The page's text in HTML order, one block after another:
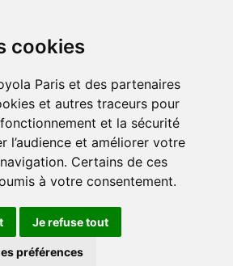
cookies
Paris et des partenaires
et autres traceurs pour
et la sécurité
l’audience et améliorer votre
Certains de ces
à votre consentement.
Je refuse tout
préférences
Plan du site
FAIRE UN DON